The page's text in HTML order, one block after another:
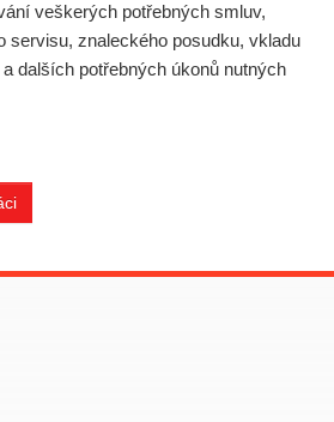
veškerých potřebných smluv,
servisu, znaleckého posudku, vkladu
dalších potřebných úkonů nutných